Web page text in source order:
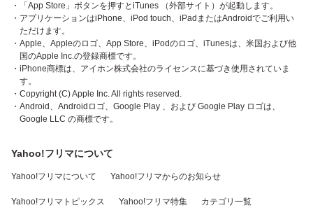
・「App Store」ボタンを押すとiTunes （外部サイト）が起動します。
・アプリケーションはiPhone、iPod touch、iPadまたはAndroidでご利用い
ただけます。
・Apple、Appleのロゴ、App Store、iPodのロゴ、iTunesは、米国および他
国のApple Inc.の登録商標です。
・iPhone商標は、アイホン株式会社のライセンスに基づき使用されていま
す。
・Copyright (C) Apple Inc. All rights reserved.
・Android、Androidロゴ、Google Play 、および Google Play ロゴは、
Google LLC の商標です。
Yahoo!フリマについて
Yahoo!フリマについて Yahoo!フリマからのお知らせ
Yahoo!フリマトピックス Yahoo!フリマ特集 カテゴリ一覧